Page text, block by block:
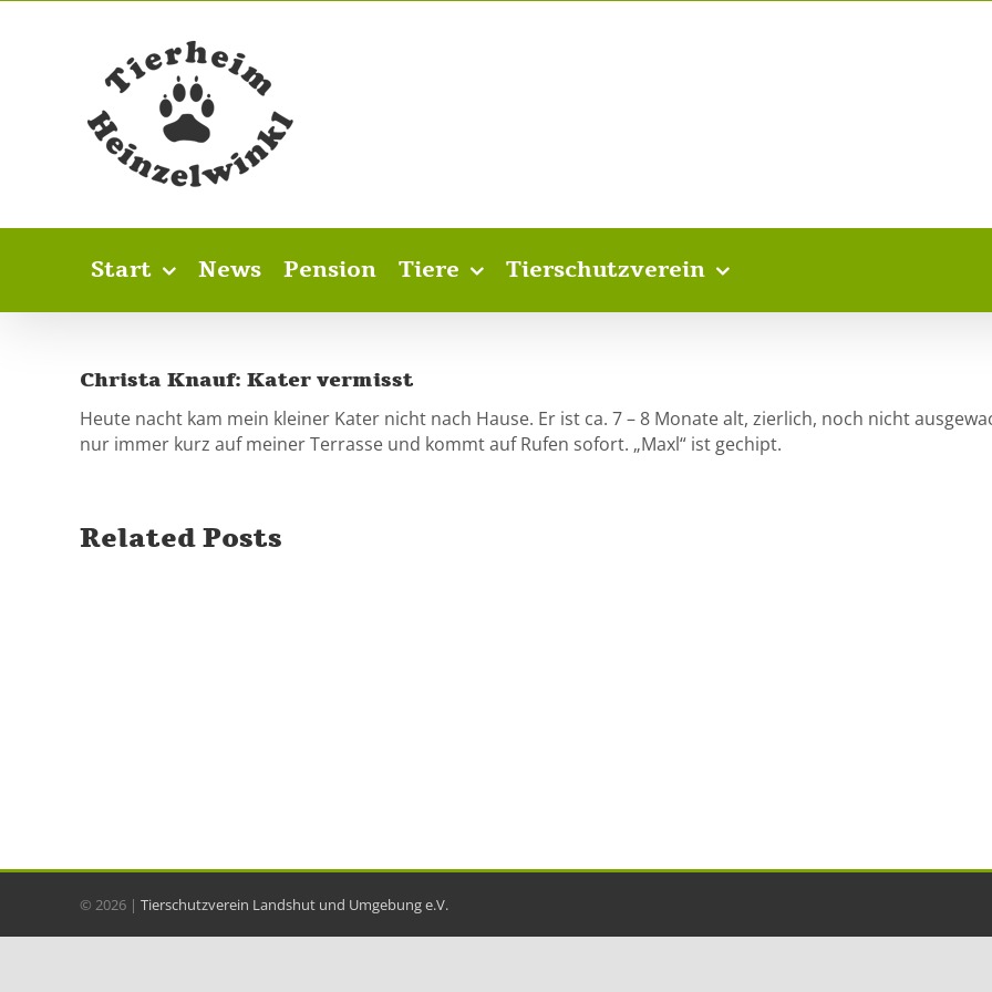
Start News Pension Tiere Tierschutzverein
Christa Knauf: Kater vermisst
Heute nacht kam mein kleiner Kater nicht nach Hause. Er ist ca. 7 – 8 Monate alt, zierlich, noch nicht
nur immer kurz auf meiner Terrasse und kommt auf Rufen sofort. „Maxl“ ist gechipt.
Related Posts
© 2026 | Tierschutzverein Landshut und Umgebung e.V.